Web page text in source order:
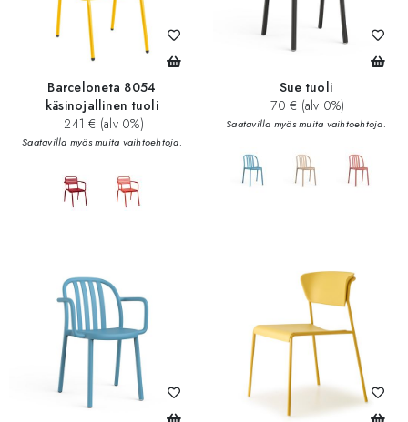
Barceloneta 8054
käsinojallinen tuoli
241 € (alv 0%)
Saatavilla myös muita vaihtoehtoja.
Sue tuoli
70 € (alv 0%)
Saatavilla myös muita vaihtoehtoja.